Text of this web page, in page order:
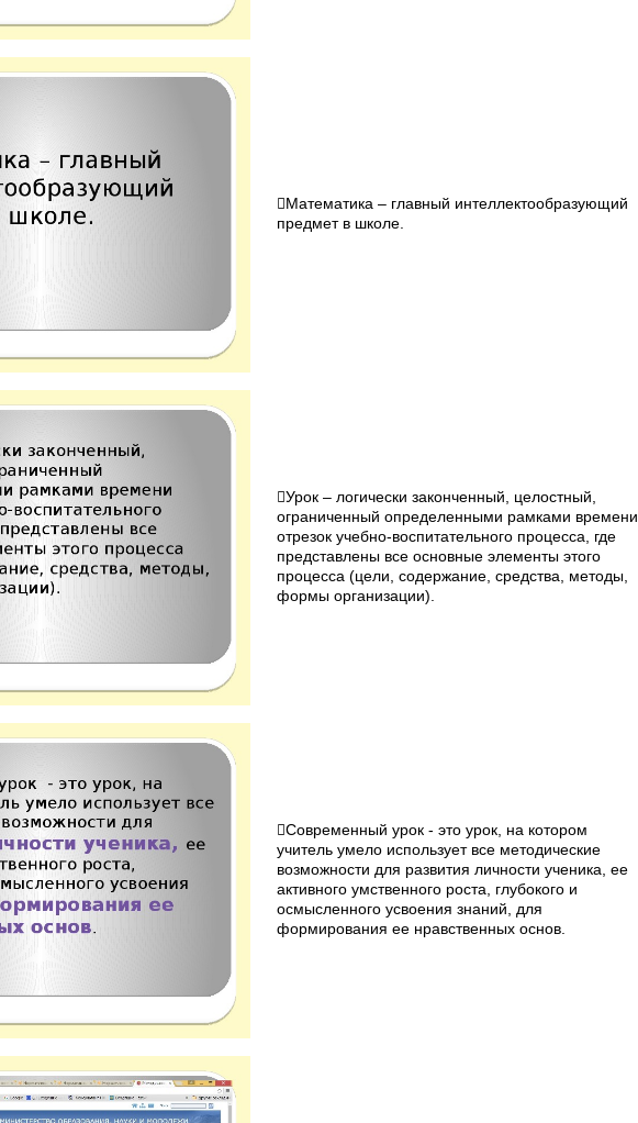
Математика – главный интеллектообразующий
предмет в школе.
Урок – логически законченный, целостный,
ограниченный определенными рамками времени
отрезок учебно-воспитательного процесса, где
представлены все основные элементы этого
процесса (цели, содержание, средства, методы,
формы организации).
Современный урок - это урок, на котором
учитель умело использует все методические
возможности для развития личности ученика, ее
активного умственного роста, глубокого и
осмысленного усвоения знаний, для
формирования ее нравственных основ.